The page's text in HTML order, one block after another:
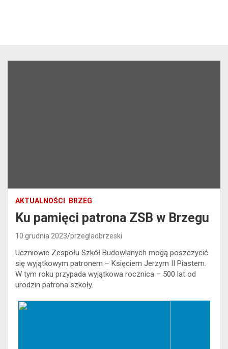
AKTUALNOŚCI BRZEG
Ku pamięci patrona ZSB w Brzegu
10 grudnia 2023 przegladbrzeski
Uczniowie Zespołu Szkół Budowlanych mogą poszczycić
się wyjątkowym patronem – Księciem Jerzym II Piastem.
W tym roku przypada wyjątkowa rocznica – 500 lat od
urodzin patrona szkoły.